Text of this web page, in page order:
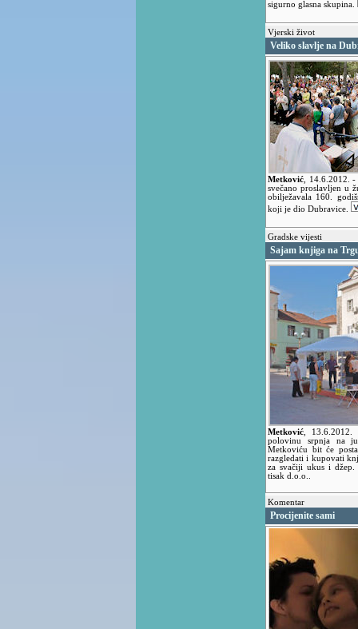
sigurno glasna skupina.
Vjerski život
Veliko slavlje na
Metković 14.6.2012.-
svečano proslavljen u
obilježavala 160.
koji je dio Dubravice.
Gradske vijesti
Sajam knjiga na
Metković
13.6.2012.
polovinu srpnja na
Metkoviću bit će
razgledati i kupovati
za svačiji ukus i džep.
tisak d.o.o..
Komentar
Procijenite sami